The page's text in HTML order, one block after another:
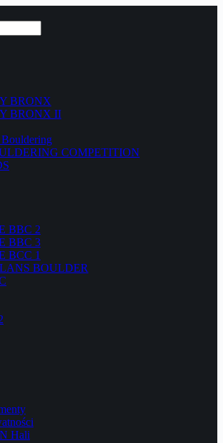
BRONX
BRONX II
COMPETITION
BBC 2
BBC 3
BCC 1
BOULDER
Hali